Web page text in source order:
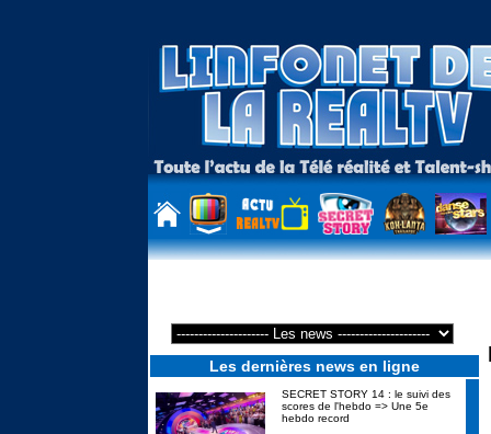
Les dernières news en ligne
SECRET STORY 14 : le suivi des
scores de l'hebdo => Une 5e
hebdo record